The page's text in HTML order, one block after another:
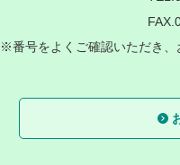
※番号をよくご確認いただき